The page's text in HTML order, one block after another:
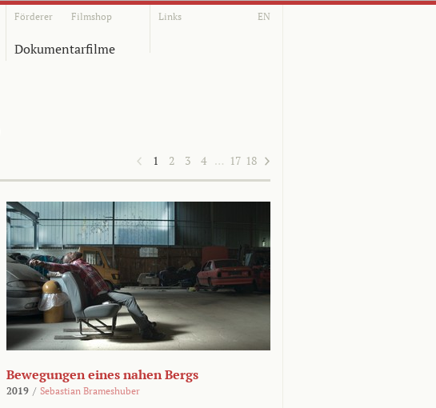
Förderer Filmshop Links EN
Dokumentarfilme
1 2 3 4 … 17 18
Bewegungen eines nahen Bergs
2019 / Sebastian Brameshuber